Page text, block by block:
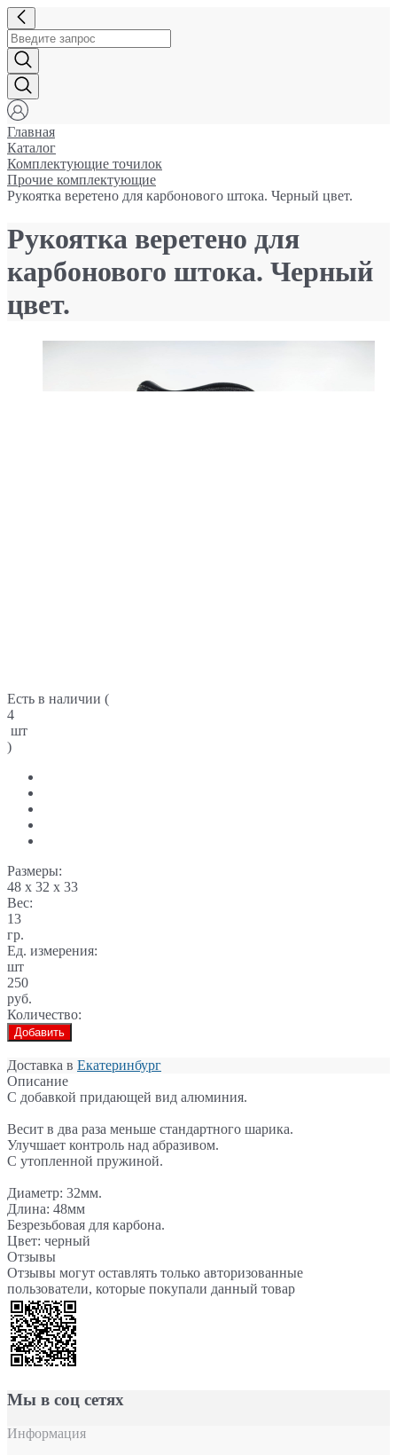
Главная
Каталог
Комплектующие точилок
Прочие комплектующие
Рукоятка веретено для карбонового штока. Черный цвет.
Рукоятка веретено для
карбонового штока. Черный
цвет.
Есть в наличии (
4
шт
)
Размеры:
48 x 32 x 33
Вес:
13
гр.
Ед. измерения:
шт
250
руб.
Количество:
Добавить
Доставка в Екатеринбург
Описание
С добавкой придающей вид алюминия.
Весит в два раза меньше стандартного шарика.
Улучшает контроль над абразивом.
С утопленной пружиной.
Диаметр: 32мм.
Длина: 48мм
Безрезьбовая для карбона.
Цвет: черный
Отзывы
Отзывы могут оставлять только авторизованные
пользователи, которые покупали данный товар
Мы в соц сетях
Информация